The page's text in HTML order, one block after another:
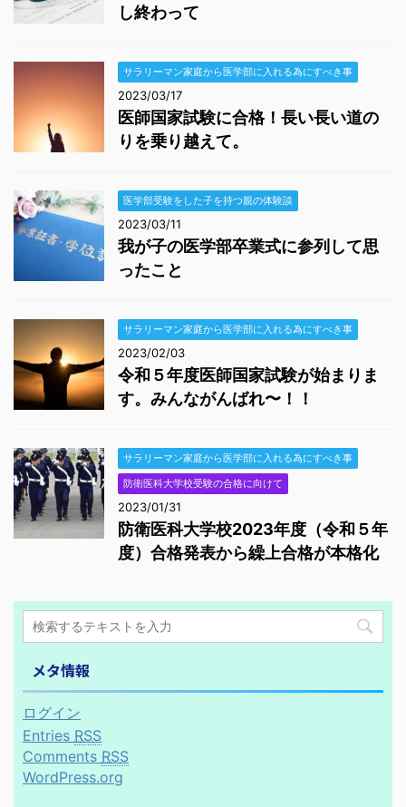
し終わって
サラリーマン家庭から医学部に入れる為にすべき事
2023/03/17
医師国家試験に合格！長い長い道の
りを乗り越えて。
医学部受験をした子を持つ親の体験談
2023/03/11
我が子の医学部卒業式に参列して思
ったこと
サラリーマン家庭から医学部に入れる為にすべき事
2023/02/03
令和５年度医師国家試験が始まりま
す。みんながんばれ〜！！
サラリーマン家庭から医学部に入れる為にすべき事
防衛医科大学校受験の合格に向けて
2023/01/31
防衛医科大学校2023年度（令和５年
度）合格発表から繰上合格が本格化
メタ情報
ログイン
Entries RSS
Comments RSS
WordPress.org